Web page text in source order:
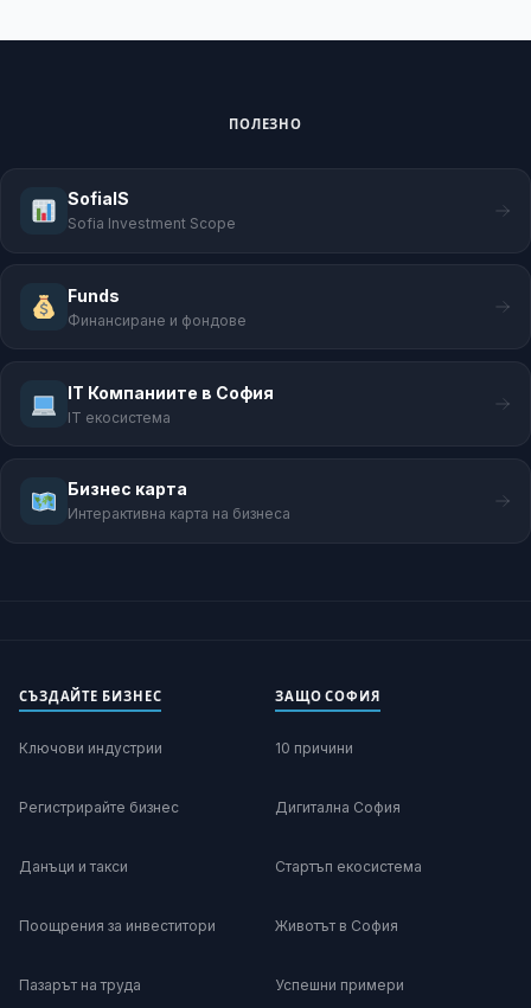
ПОЛЕЗНО
SofiaIS
Sofia Investment Scope
Funds
Финансиране и фондове
IT Компаниите в София
IT екосистема
Бизнес карта
Интерактивна карта на бизнеса
СЪЗДАЙТЕ БИЗНЕС
Ключови индустрии
Регистрирайте бизнес
Данъци и такси
Поощрения за инвеститори
Пазарът на труда
ЗАЩО СОФИЯ
10 причини
Дигитална София
Стартъп екосистема
Животът в София
Успешни примери